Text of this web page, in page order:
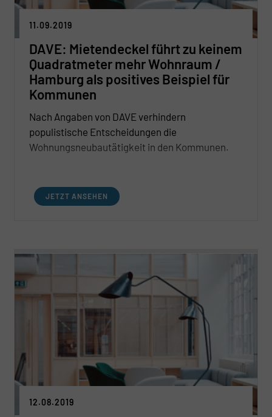
11.09.2019
DAVE: Mietendeckel führt zu keinem
Quadratmeter mehr Wohnraum /
Hamburg als positives Beispiel für
Kommunen
Nach Angaben von DAVE verhindern
populistische Entscheidungen die
Wohnungsneubautätigkeit in den Kommunen.
JETZT ANSEHEN
12.08.2019